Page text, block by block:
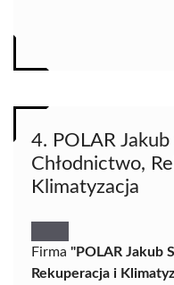
4. POLAR
Chłodnictwo,
Klimatyzacja
Firma "POLAR Jakub
Rekuperacja i